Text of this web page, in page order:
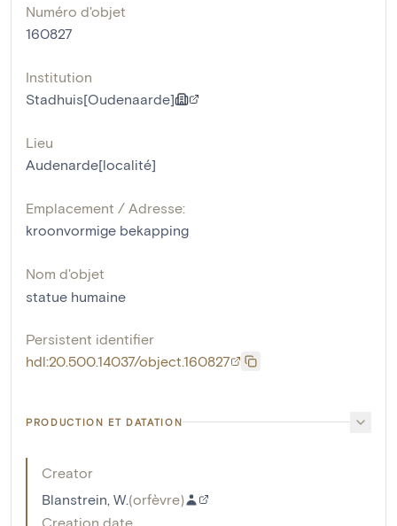
Numéro d'objet
160827
Institution
Stadhuis[Oudenaarde]
Lieu
Audenarde[localité]
Emplacement / Adresse:
kroonvormige bekapping
Nom d'objet
statue humaine
Persistent identifier
hdl:20.500.14037/object.160827
PRODUCTION ET DATATION
Creator
Blanstrein, W. (orfèvre)
Creation date